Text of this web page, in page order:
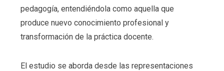
pedagogía, entendiéndola como aquella que
produce nuevo conocimiento profesional y
transformación de la práctica docente.
El estudio se aborda desde las representaciones